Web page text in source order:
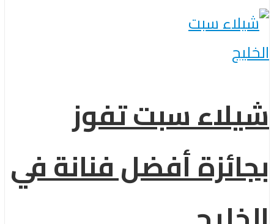
الخليج
شيلاء سبت تفوز
بجائزة أفضل فنانة في